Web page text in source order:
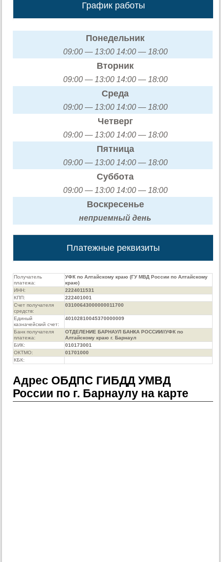
График работы
Понедельник
09:00 — 13:00 14:00 — 18:00
Вторник
09:00 — 13:00 14:00 — 18:00
Среда
09:00 — 13:00 14:00 — 18:00
Четверг
09:00 — 13:00 14:00 — 18:00
Пятница
09:00 — 13:00 14:00 — 18:00
Суббота
09:00 — 13:00 14:00 — 18:00
Воскресенье
неприемный день
Платежные реквизиты
Получатель
платежа:
УФК по Алтайскому краю (ГУ МВД России по Алтайскому
краю)
ИНН:
2224011531
КПП:
222401001
Счет получателя
средств:
03100643000000011700
Единый
казначейский счет:
40102810045370000009
Банк получателя
платежа:
ОТДЕЛЕНИЕ БАРНАУЛ БАНКА РОССИИ//УФК по
Алтайскому краю г. Барнаул
БИК:
010173001
ОКТМО:
01701000
КБК:
Адрес ОБДПС ГИБДД УМВД
России по г. Барнаулу на карте